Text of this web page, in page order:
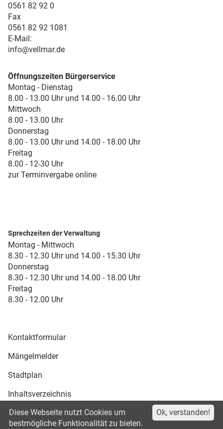
0561 82 92 0
Fax
0561 82 92 1081
E-Mail:
info@vellmar.de
Öffnungszeiten Bürgerservice
Montag - Dienstag
8.00 - 13.00 Uhr und 14.00 - 16.00 Uhr
Mittwoch
8.00 - 13.00 Uhr
Donnerstag
8.00 - 13.00 Uhr und 14.00 - 18.00 Uhr
Freitag
8.00 - 12-30 Uhr
zur Terminvergabe online
Sprechzeiten der Verwaltung
Montag - Mittwoch
8.30 - 12.30 Uhr und 14.00 - 15.30 Uhr
Donnerstag
8.30 - 12.30 Uhr und 14.00 - 18.00 Uhr
Freitag
8.30 - 12.00 Uhr
Kontaktformular
Mängelmelder
Stadtplan
Inhaltsverzeichnis
Druckansicht
Ok, verstanden!
Diese Webseite nutzt Cookies um
bestmögliche Funktionalität zu bieten.